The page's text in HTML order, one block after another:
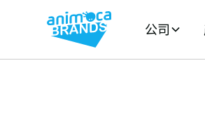
公司